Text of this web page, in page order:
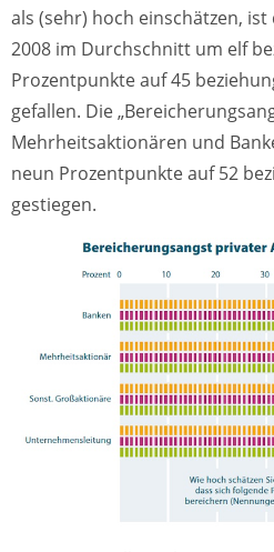
als (sehr) hoch einschätzen,
2008 im Durchschnitt um elf
Prozentpunkte auf 45
gefallen. Die
Mehrheitsaktionären und
neun Prozentpunkte auf 52
gestiegen.